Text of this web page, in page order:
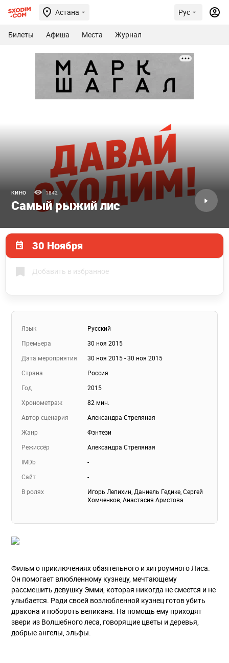
Астана Рус
Билеты Афиша Места Журнал
КИНО 1842
Самый рыжий лис
30 Ноября
Добавить в избранное
Язык
Русский
Премьера
30 ноя 2015
Дата мероприятия
30 ноя 2015 - 30 ноя 2015
Страна
Россия
Год
2015
Хронометраж
82 мин.
Автор сценария
Александра Стреляная
Жанр
Фэнтези
Режиссёр
Александра Стреляная
IMDb
-
Сайт
-
В ролях
Игорь Лепихин, Даниель Гедике, Сергей
Хомченков, Анастасия Аристова
Фильм о приключениях обаятельного и хитроумного Лиса.
Он помогает влюбленному кузнецу, мечтающему
рассмешить девушку Эмми, которая никогда не смеется и не
улыбается. Ради своей возлюбленной кузнец готов убить
дракона и побороть великана. На помощь ему приходят
звери из Волшебного леса, говорящие цветы и деревья,
добрые ангелы, эльфы.